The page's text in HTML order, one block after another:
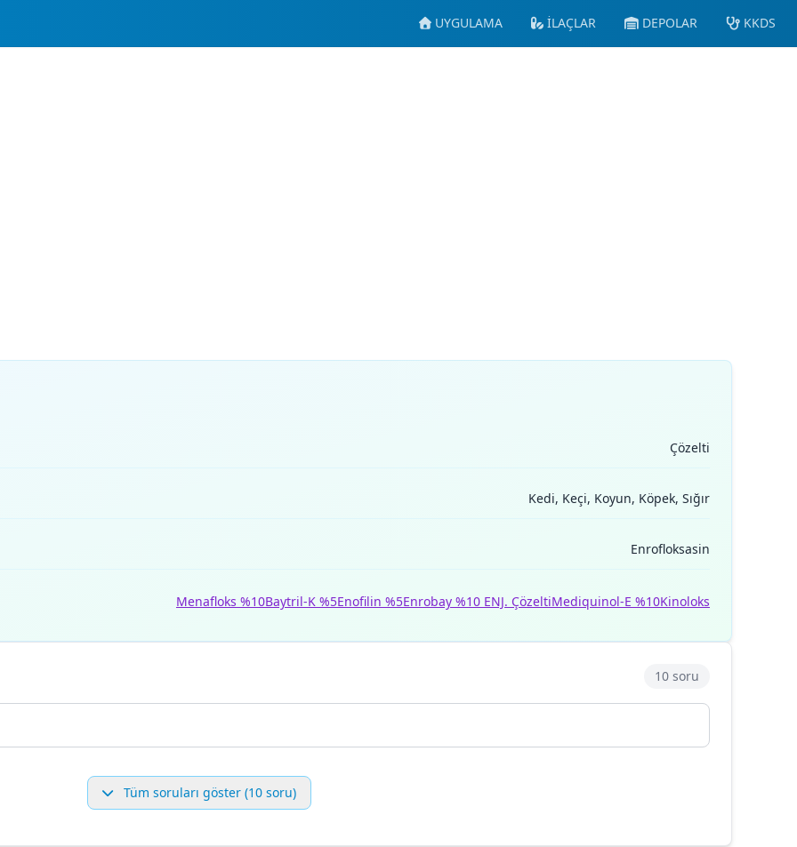
UYGULAMA İLAÇLAR DEPOLAR KKDS
Çözelti
Kedi, Keçi, Koyun, Köpek, Sığır
Enrofloksasin
Menafloks %10Baytril-K %5Enofilin %5Enrobay %10 ENJ. ÇözeltiMediquinol-E %10Kinoloks
10 soru
Tüm soruları göster (10 soru)